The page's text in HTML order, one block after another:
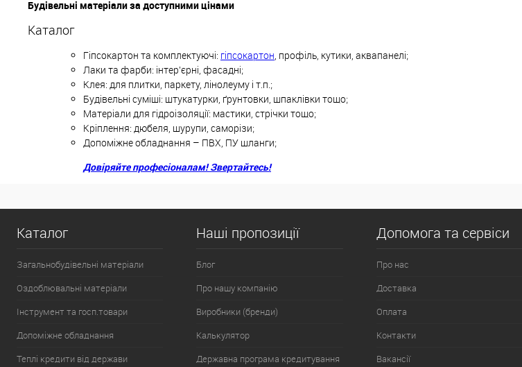
Будівельні матеріали за доступними цінами
Каталог
Гіпсокартон та комплектуючі: гіпсокартон , профіль, кутики, аквапанелі;
Лаки та фарби: інтер'єрні, фасадні;
Клея: для плитки, паркету, лінолеуму і т.п.;
Будівельні суміші: штукатурки, ґрунтовки, шпаклівки тощо;
Матеріали для гідроізоляції: мастики, стрічки тощо;
Кріплення: дюбеля, шурупи, саморізи;
Допоміжне обладнання – ПВХ, ПУ шланги;
Довіряйте професіоналам! Звертайтесь!
Каталог
Загальнобудівельні матеріали
Оздоблювальні матеріали
Інструмент та госп.товари
Допоміжне обладнання
Теплі кредити від держави
Наші пропозиції
Блог
Про нашу компанію
Виробники (бренди)
Калькулятор
Державна програма кредитування
Допомога та сервіси
Про нас
Доставка
Оплата
Контакти
Вакансії